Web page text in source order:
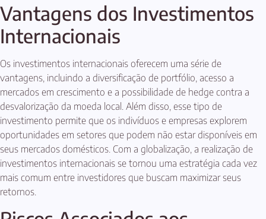
Vantagens dos Investimentos
Internacionais
Os investimentos internacionais oferecem uma série de
vantagens, incluindo a diversificação de portfólio, acesso a
mercados em crescimento e a possibilidade de hedge contra a
desvalorização da moeda local. Além disso, esse tipo de
investimento permite que os indivíduos e empresas explorem
oportunidades em setores que podem não estar disponíveis em
seus mercados domésticos. Com a globalização, a realização de
investimentos internacionais se tornou uma estratégia cada vez
mais comum entre investidores que buscam maximizar seus
retornos.